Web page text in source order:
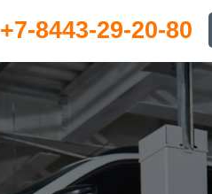
+7-8443-29-20-80